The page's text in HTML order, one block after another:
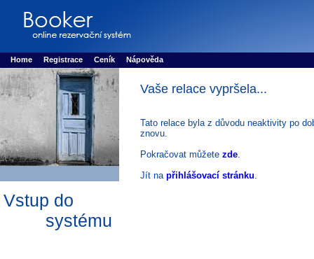
Rezervujse - Port�l pro online rezervace sportu
Home Registrace Ceník Nápověda
Vstup do
systému
Vaše relace vypršela...
Tato relace byla z důvodu neaktivity po
znovu.
Pokračovat můžete zde.
Jít na přihlášovací stránku.